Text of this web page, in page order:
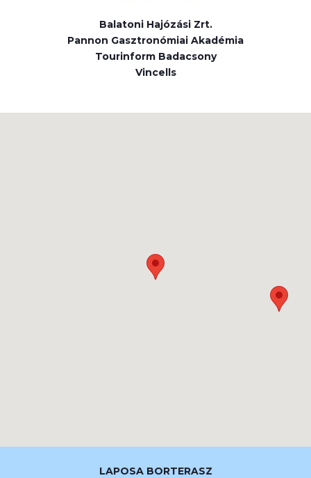
Balatoni Hajózási Zrt.
Pannon Gasztronómiai Akadémia
Tourinform Badacsony
Vincells
LAPOSA BORTERASZ